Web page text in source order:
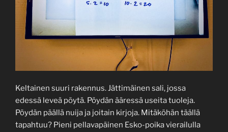
Keltainen suuri rakennus. Jättimäinen sali, jossa
edessä leveä pöytä. Pöydän ääressä useita tuoleja.
Pöydän päällä nuija ja joitain kirjoja. Mitäköhän täällä
tapahtuu? Pieni pellavapäinen Esko-poika vierailulla